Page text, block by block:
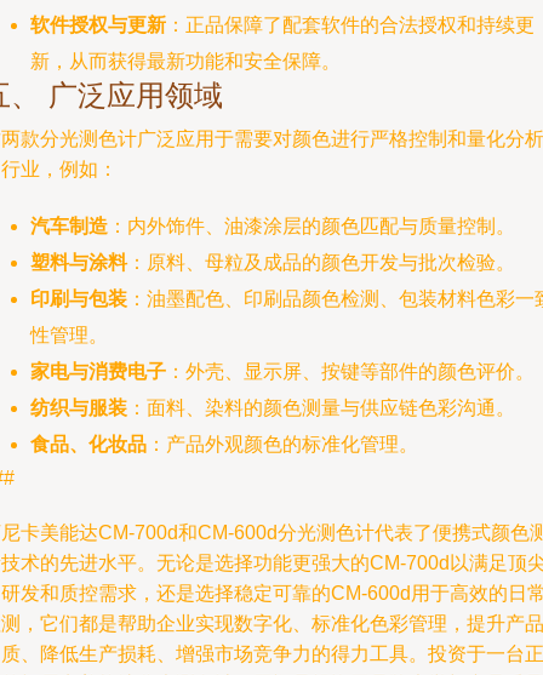
软件授权与更新 ：正品保障了配套软件的合法授权和持续更
新，从而获得最新功能和安全保障。
、 广泛应用领域
款分光测色计广泛应用于需要对颜色进行严格控制和量化分析
业，例如：
汽车制造 ：内外饰件、油漆涂层的颜色匹配与质量控制。
塑料与涂料：原料、母粒及成品的颜色开发与批次检验。
印刷与包装 ：油墨配色、印刷品颜色检测、包装材料色彩一
性管理。
家电与消费电子 ：外壳、显示屏、按键等部件的颜色评价。
纺织与服装 ：面料、染料的颜色测量与供应链色彩沟通。
食品、化妆品 ：产品外观颜色的标准化管理。
卡美能达CM-700d和CM-600d分光测色计代表了便携式颜色
术的先进水平。无论是选择功能更强大的CM-700d以满足顶
发和质控需求，还是选择稳定可靠的CM-600d用于高效的日
，它们都是帮助企业实现数字化、标准化色彩管理，提升产品
、降低生产损耗、增强市场竞争力的得力工具。投资于一台正